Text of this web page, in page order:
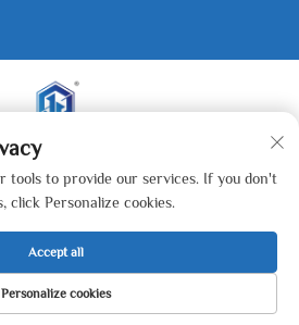
Jianyu Weiye (Jinan) Machinery
Всі права захищені. - Політика
ЕЛЕКТРОННА ТЕЛ
tools to provide our services. If you don't
click Personalize cookies.
Personalize cookies
Accept all